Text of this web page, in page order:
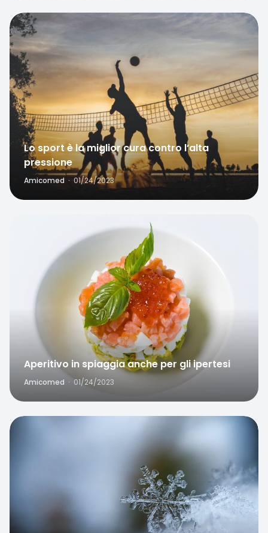
Favorite
Lo sport è la miglior cura contro l’alta
pressione
Amicomed · 01/24/2023
Aperitivo in spiaggia anche per gli ipertesi
Amicomed · 01/24/2023